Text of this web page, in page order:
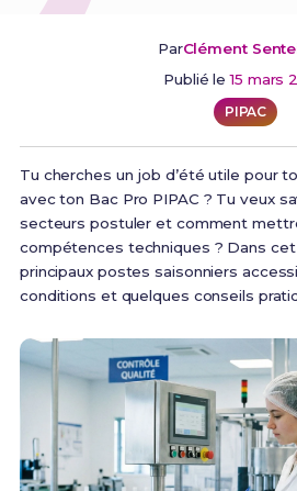
ParClément
Publié le15 mars
PIPAC
Tu cherches un job d’été utile pour
avec ton Bac Pro PIPAC ? Tu veux
secteurs postuler et comment
compétences techniques ? Dans cet
principaux postes saisonniers
conditions et quelques conseils